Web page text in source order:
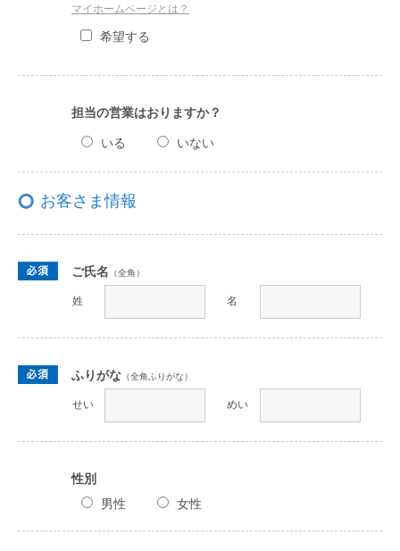
マイホームページとは？
希望する
担当の営業はおりますか？
いる いない
お客さま情報
ご氏名 （全角）
姓 名
ふりがな （全角ふりがな）
せい めい
性別
男性
女性